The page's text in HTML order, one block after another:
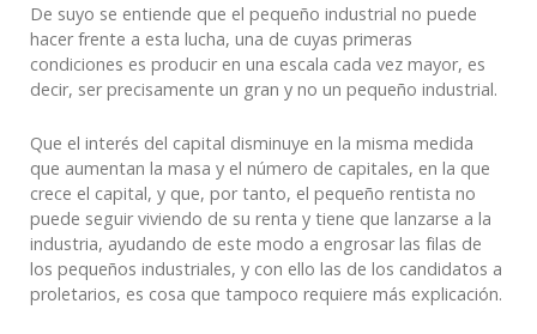
De suyo se entiende que el pequeño industrial no puede
hacer frente a esta lucha, una de cuyas primeras
condiciones es producir en una escala cada vez mayor, es
decir, ser precisamente un gran y no un pequeño industrial.
Que el interés del capital disminuye en la misma medida
que aumentan la masa y el número de capitales, en la que
crece el capital, y que, por tanto, el pequeño rentista no
puede seguir viviendo de su renta y tiene que lanzarse a la
industria, ayudando de este modo a engrosar las filas de
los pequeños industriales, y con ello las de los candidatos a
proletarios, es cosa que tampoco requiere más explicación.